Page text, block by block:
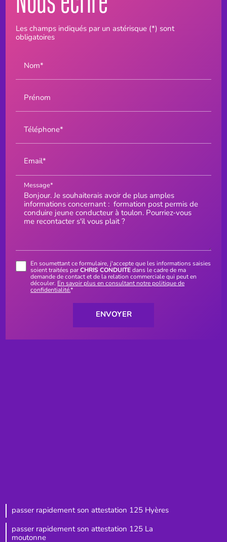
Les champs indiqués par un astérisque (*) sont
obligatoires
Nom*
Prénom
Téléphone*
Email*
Message*
En soumettant ce formulaire, j'accepte que les informations saisies
soient traitées parCHRIS CONDUITE dans le cadre de ma
demande de contact et de la relation commerciale qui peut en
découler. En savoir plus en consultant notre politique de
confidentialité.*
passer rapidement son attestation 125 Hyères
passer rapidement son attestation 125 La
moutonne